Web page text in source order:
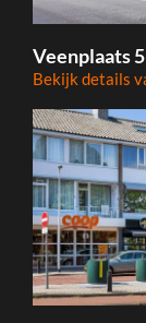
Veenplaats 5
Bekijk details